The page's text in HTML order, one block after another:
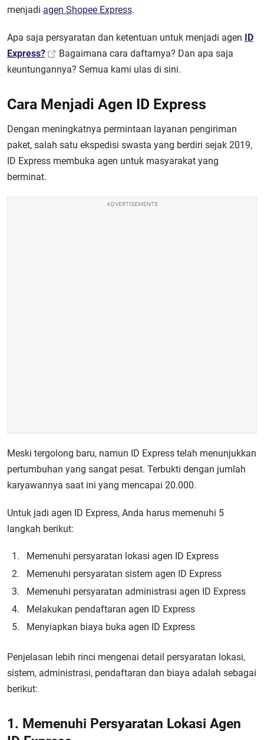
menjadi agen Shopee Express.
Apa saja persyaratan dan ketentuan untuk menjadi agen ID
Express?
Bagaimana cara daftarnya? Dan apa saja
keuntungannya? Semua kami ulas di sini.
Cara Menjadi Agen ID Express
Dengan meningkatnya permintaan layanan pengiriman
paket, salah satu ekspedisi swasta yang berdiri sejak 2019,
ID Express membuka agen untuk masyarakat yang
berminat.
ADVERTISEMENTS
Meski tergolong baru, namun ID Express telah menunjukkan
pertumbuhan yang sangat pesat. Terbukti dengan jumlah
karyawannya saat ini yang mencapai 20.000.
Untuk jadi agen ID Express, Anda harus memenuhi 5
langkah berikut:
Memenuhi persyaratan lokasi agen ID Express
Memenuhi persyaratan sistem agen ID Express
Memenuhi persyaratan administrasi agen ID Express
Melakukan pendaftaran agen ID Express
Menyiapkan biaya buka agen ID Express
Penjelasan lebih rinci mengenai detail persyaratan lokasi,
sistem, administrasi, pendaftaran dan biaya adalah sebagai
berikut:
1. Memenuhi Persyaratan Lokasi Agen